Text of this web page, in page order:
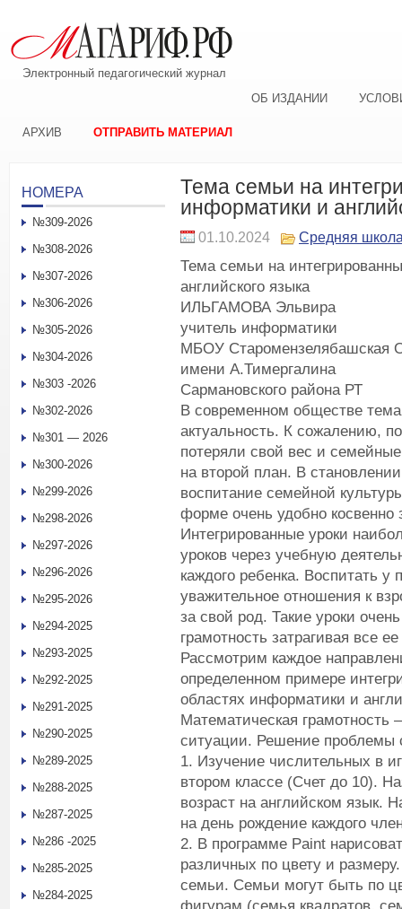
Электронный педагогический журнал
ОБ ИЗДАНИИ
АРХИВ ОТПРАВИТЬ МАТЕРИАЛ
Тема семьи на
информатики и
01.10.2024 Средняя
Тема семьи на
английского языка
ИЛЬГАМОВА Эльвира
учитель информатики
МБОУ
имени А.Тимергалина
Сармановского района РТ
В современном обществе
актуальность. К сожалению,
потеряли свой вес и
на второй план. В
воспитание семейной
форме очень удобно косвенно
Интегрированные уроки
уроков через учебную
каждого ребенка. Воспитать у
уважительное отношения к
за свой род. Такие уроки
грамотность затрагивая все
Рассмотрим каждое
определенном примере
областях информатики и
Математическая грамотность
ситуации. Решение проблемы
1. Изучение числительных в
втором классе (Счет до 10).
возраст на английском язык.
на день рождение каждого
2. В программе Paint
различных по цвету и
семьи. Семьи могут быть по
фигурам (семья квадратов,
НОМЕРА
№309-2026
№308-2026
№307-2026
№306-2026
№305-2026
№304-2026
№303 -2026
№302-2026
№301 — 2026
№300-2026
№299-2026
№298-2026
№297-2026
№296-2026
№295-2026
№294-2025
№293-2025
№292-2025
№291-2025
№290-2025
№289-2025
№288-2025
№287-2025
№286 -2025
№285-2025
№284-2025